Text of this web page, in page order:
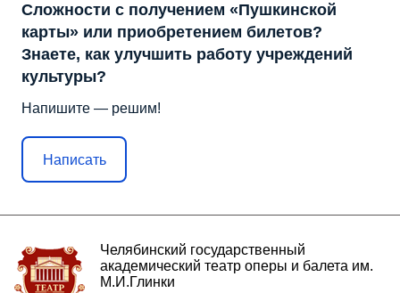
Сложности с получением «Пушкинской
карты» или приобретением билетов?
Знаете, как улучшить работу учреждений
культуры?
Напишите — решим!
Написать
Челябинский государственный
академический театр оперы и балета им.
М.И.Глинки